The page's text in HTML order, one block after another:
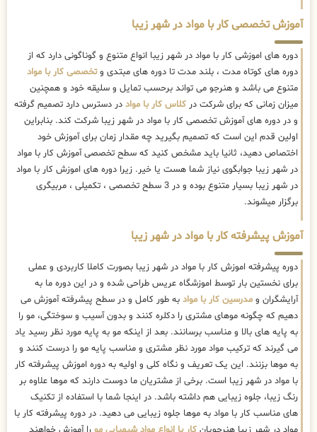
آموزش تخصصی کار با مواد در شهر زیبا
دوره های اموزشی کار با مواد در شهر زیبا انواع متنوع و گوناگونی دارد که از
دوره های کوتاه مدت ، بلند مدت تا دوره های مبتدی وتخصصی کار با مواد
متنوع می باشد و هنرجو می تواند برحسب تمایل و سلیقه خود و همچنین
میزان زمانی که برای شرکت در کلاس کار با مواد در دسترس دارد تصمیم گرفته
و در دوره های آموزش تخصصی کار با مواد در شهر زیبا شرکت کند. بنابراین
اولین قدم این است که تصمیم بگیرید چه مقدار زمان برای آموزش خود
اختصاص دهید، ثانیا باید مشخص کنید که سطح تخصصی آموزش کار با مواد
در شهر زیبا جوابگوی نیاز شما هست یا خیر. زیرا دوره های اموزش کار با مواد
در شهر زیبا بسیار متنوع بوده و در 3 سطح تخصصی ، تکمیلی ، مربیگری
برگزار میشوند.
آموزش پیشرفته کار با مواد در شهر زیبا
دوره پیشرفته اموزش کار با مواد در شهر زیبا بصورت کاملا کاربردی و عملی
برای نخستین بار توسط اموزشگاه عریس طراحی شده و در این دوره ما به
آرایشگران و مدرسین کار با مواد به طور کامل و در سطح پیشرفته آموزش می
دهیم که چگونه موهای مشتری را دکلره کنند و بدون آسیب و سوختگی، مو را
به پایه های بالا و مناسب برسانند. بعد از اینکه مو به پایه مورد نظر رسید یاد
می گیرند که ترکیب مواد مورد نظر مشتری و مناسب پایه مو را درست کنند و
به موها بزنند. این یک تعریف و نگاه کلی و اولیه به دوره اموزش پیشرفته کار
با مواد در شهر زیبا است. برخی از مشتریان ما دوست دارند که موها علاوه بر
رنگ زیبا، جلوه زیبایی هم داشته باشد. در اینجا شما با استفاده از تکنیک
های مناسب کار با مواد به موها جلوه زیبایی می دهید. در دوره پیشرفته کار با